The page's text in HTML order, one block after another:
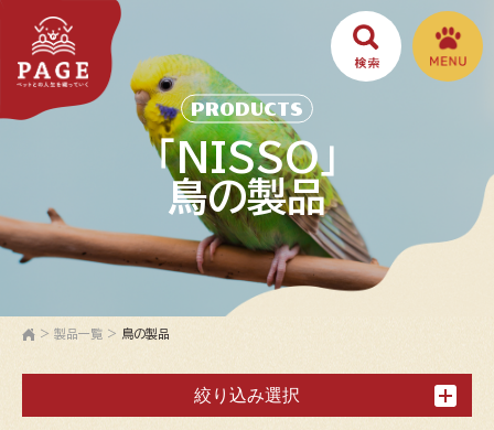
PRODUCTS
「NISSO」
鳥の製品
> 製品一覧 > 鳥の製品
絞り込み選択